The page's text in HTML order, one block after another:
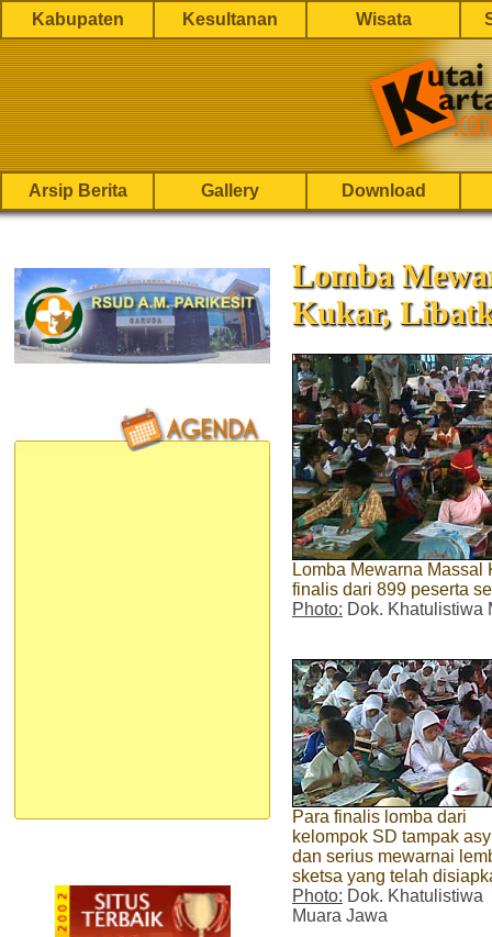
Kabupaten Kesultanan Wisata
Arsip Berita Gallery Download
Lomba
Kukar,
Lomba Mewarna
finalis dari 899 peserta
Photo: Dok. Khatulistiwa
Para finalis lomba dari
kelompok SD tampak
dan serius mewarnai
sketsa yang telah
Photo: Dok. Khatulistiwa
Muara Jawa